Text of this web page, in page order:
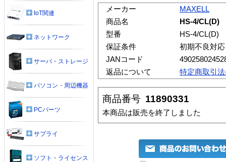
メーカー
MAXELL
商品名
HS-4/CL(D)
型番
HS-4/CL(D)
保証条件
初期不良対
JANコード
返品について
特定商取引
商品番号 11890331
本商品は販売を終了しました
IoT関連
ネットワーク
サーバ・ストレージ
パソコン・周辺機器
PCパーツ
サプライ
ソフト・ライセンス